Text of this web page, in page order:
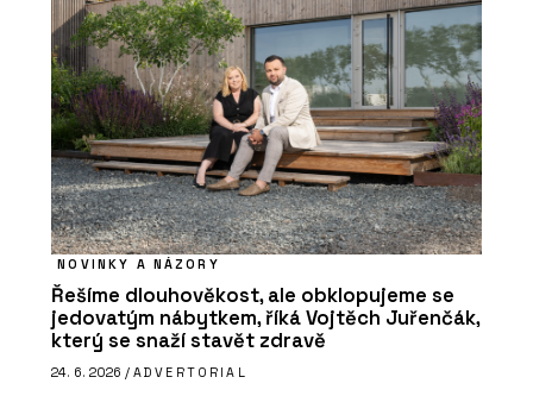
NOVINKY A NÁZORY
Řešíme dlouhověkost, ale obklopujeme se
jedovatým nábytkem, říká Vojtěch Juřenčák,
který se snaží stavět zdravě
24. 6. 2026 / ADVERTORIAL